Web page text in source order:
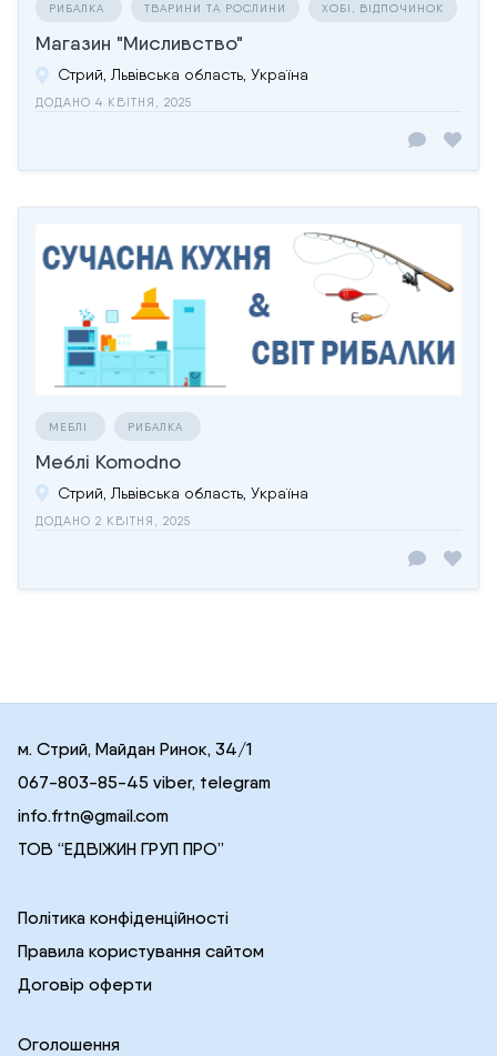
РИБАЛКА ТВАРИНИ ТА РОСЛИНИ ХОБІ, ВІДПОЧИНОК
Магазин "Мисливство"
Стрий, Львівська область, Україна
ДОДАНО 4 КВІТНЯ, 2025
МЕБЛІ РИБАЛКА
Меблі Komodno
Стрий, Львівська область, Україна
ДОДАНО 2 КВІТНЯ, 2025
м. Стрий, Майдан Ринок, 34/1
067-803-85-45 viber, telegram
info.frtn@gmail.com
ТОВ “ЕДВІЖИН ГРУП ПРО”
Політика конфіденційності
Правила користування сайтом
Договір оферти
Оголошення